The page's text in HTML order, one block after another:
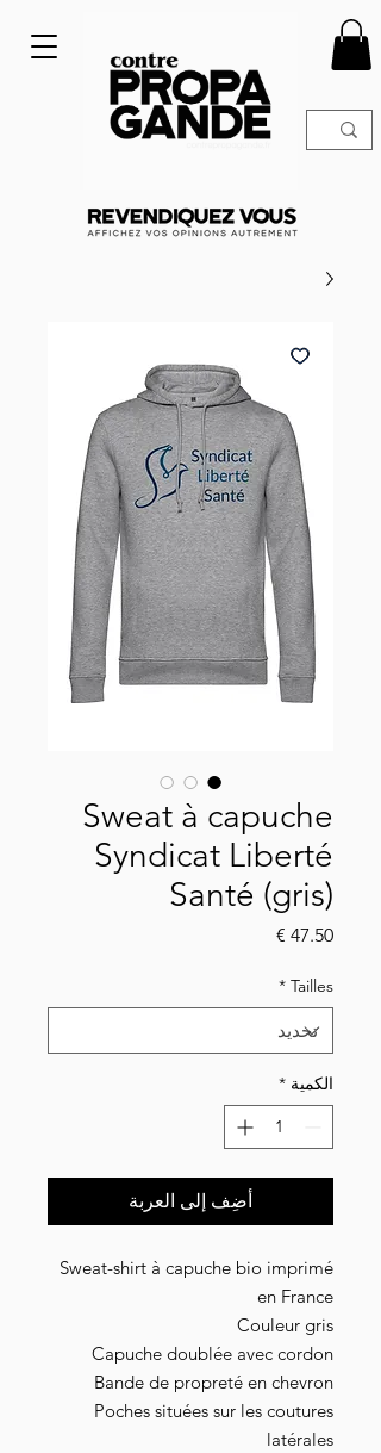
Sweat à capuche
Syndicat Liberté
Santé (gris)
السعر
Tailles
*
الكمية *
أضِف إلى العربة
Sweat-shirt à capuche bio imprimé
en France
Couleur gris
Capuche doublée avec cordon
Bande de propreté en chevron
Poches situées sur les coutures
latérales